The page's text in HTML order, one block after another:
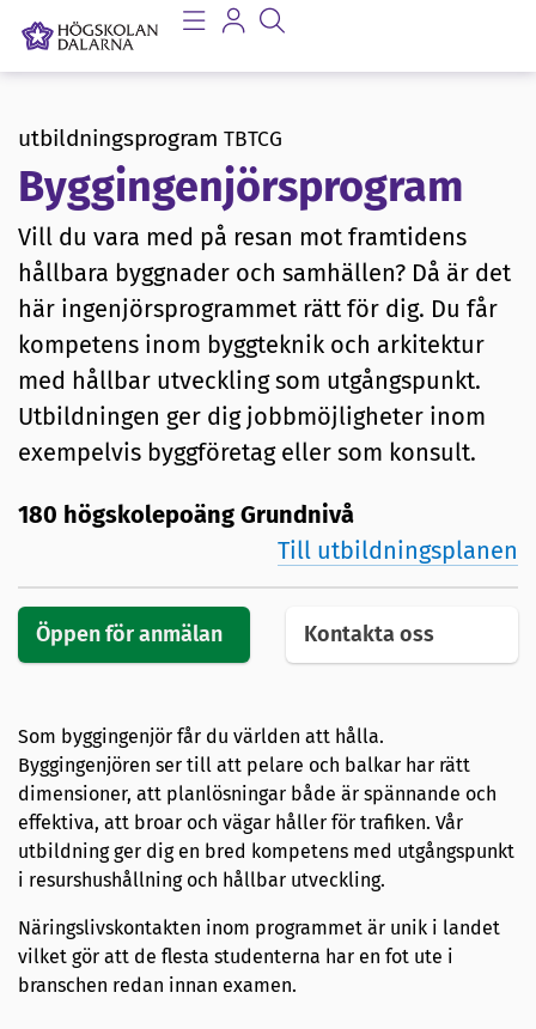
utbildningsprogram TBTCG
Byggingenjörsprogram
Vill du vara med på resan mot framtidens
hållbara byggnader och samhällen? Då är det
här ingenjörsprogrammet rätt för dig. Du får
kompetens inom byggteknik och arkitektur
med hållbar utveckling som utgångspunkt.
Utbildningen ger dig jobbmöjligheter inom
exempelvis byggföretag eller som konsult.
180 högskolepoäng Grundnivå
Till utbildningsplanen
Öppen för anmälan Kontakta oss
Som byggingenjör får du världen att hålla.
Byggingenjören ser till att pelare och balkar har rätt
dimensioner, att planlösningar både är spännande och
effektiva, att broar och vägar håller för trafiken. Vår
utbildning ger dig en bred kompetens med utgångspunkt
i resurshushållning och hållbar utveckling.
Näringslivskontakten inom programmet är unik i landet
vilket gör att de flesta studenterna har en fot ute i
branschen redan innan examen.